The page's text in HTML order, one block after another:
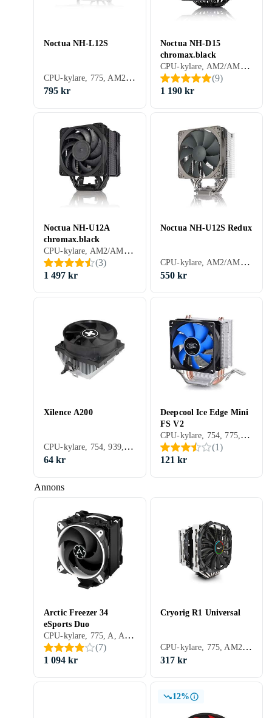
Annons
Noctua NH-L12S
CPU-kylare, 775, AM2/AM3, 1366, 1156, 771, 1155, 2011, AM2+, AM3+, FM1, FM2, 1150, FM2+, 1151, 2011-3, AM4, 2066, 1200, 1700, AM5, Aktiv kylning (fläkt)
795 kr
Noctua NH-D15
chromax.black
CPU-kylare, AM2/AM3, 1366, 1156, 1155, 2011, AM2+, AM3+, FM1, FM2, 1150, FM2+, 1151, 2011-3, AM4, 2066, 1200, 1700, AM5, Aktiv kylning (fläkt)
(9)
1 190 kr
Noctua NH-U12A
chromax.black
CPU-kylare, AM2/AM3, 1366, 1156, 1155, 2011, AM2+, AM3+, FM1, FM2, 1150, FM2+, 1151, 2011-3, AM4, 2066, 1200, 1700, AM5, Aktiv kylning (fläkt)
(3)
1 497 kr
Noctua NH-U12S Redux
CPU-kylare, AM2/AM3, 1156, 1155, 2011, AM2+, AM3+, FM1, FM2, 1150, FM2+, 1151, 2011-3, AM4, 2066, 1700, AM5, Aktiv kylning (fläkt)
550 kr
Xilence A200
CPU-kylare, 754, 939, 940, AM2/AM3, AM2+, AM3+, FM1, FM2, FM2+, AM4, Aktiv kylning (fläkt)
64 kr
Deepcool Ice Edge Mini
FS V2
CPU-kylare, 754, 775, 939, 940, AM2/AM3, 1156, 1155, AM2+, AM3+, FM1, FM2, 1150, FM2+, 1151, 1700, Aktiv kylning (fläkt)
(1)
121 kr
Arctic Freezer 34
eSports Duo
CPU-kylare, 775, A, AM2/AM3, 1366, 1156, 1155, 2011, AM2+, AM3+, FM1, FM2, 1150, FM2+, 1151, 2011-3, AM1, AM4, 2066, 1700, AM5, Aktiv kylning (fläkt)
(7)
1 094 kr
Cryorig R1 Universal
CPU-kylare, 775, AM2/AM3, 1366, 1156, 1155, 2011, AM2+, AM3+, FM1, FM2, 1150, FM2+, 1151, 2011-3, AM4, 2066, Aktiv kylning (fläkt)
317 kr
12%